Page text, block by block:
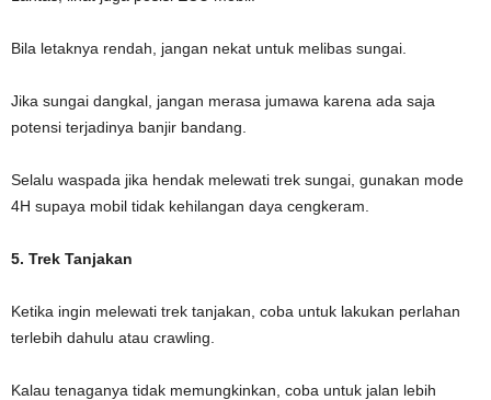
Bila letaknya rendah, jangan nekat untuk melibas sungai.
Jika sungai dangkal, jangan merasa jumawa karena ada saja
potensi terjadinya banjir bandang.
Selalu waspada jika hendak melewati trek sungai, gunakan mode
4H supaya mobil tidak kehilangan daya cengkeram.
5. Trek Tanjakan
Ketika ingin melewati trek tanjakan, coba untuk lakukan perlahan
terlebih dahulu atau crawling.
Kalau tenaganya tidak memungkinkan, coba untuk jalan lebih